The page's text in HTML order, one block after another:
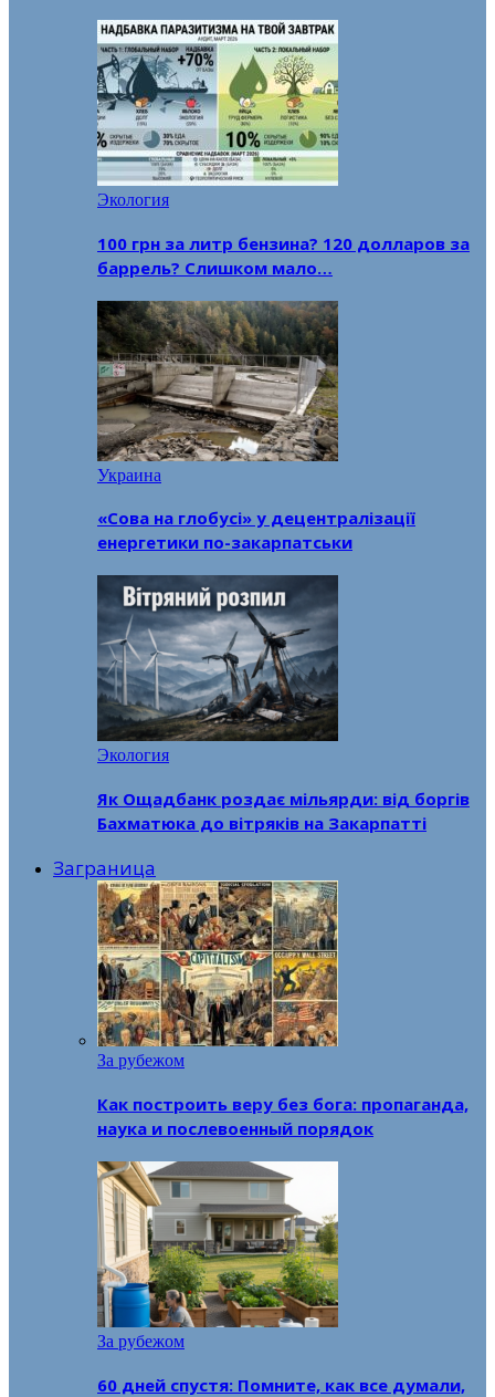
Экология
100 грн за литр бензина? 120 долларов за
баррель? Слишком мало…
Украина
«Сова на глобусі» у децентралізації
енергетики по-закарпатськи
Экология
Як Ощадбанк роздає мільярди: від боргів
Бахматюка до вітряків на Закарпатті
Заграница
За рубежом
Как построить веру без бога: пропаганда,
наука и послевоенный порядок
За рубежом
60 дней спустя: Помните, как все думали,